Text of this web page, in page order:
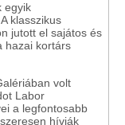
egyik
klasszikus
jutott el sajátos és
hazai kortárs
volt
Labor
a legfontosabb
hívják